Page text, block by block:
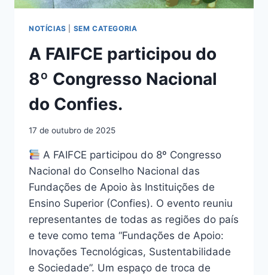
NOTÍCIAS SEM CATEGORIA
A FAIFCE participou do
8º Congresso Nacional
do Confies.
17 de outubro de 2025
A FAIFCE participou do 8º Congresso
Nacional do Conselho Nacional das
Fundações de Apoio às Instituições de
Ensino Superior (Confies). O evento reuniu
representantes de todas as regiões do país
e teve como tema “Fundações de Apoio:
Inovações Tecnológicas, Sustentabilidade
e Sociedade”. Um espaço de troca de